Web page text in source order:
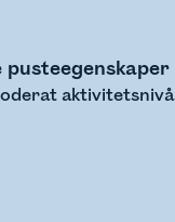
pusteegenskaper
aktivitetsnivå